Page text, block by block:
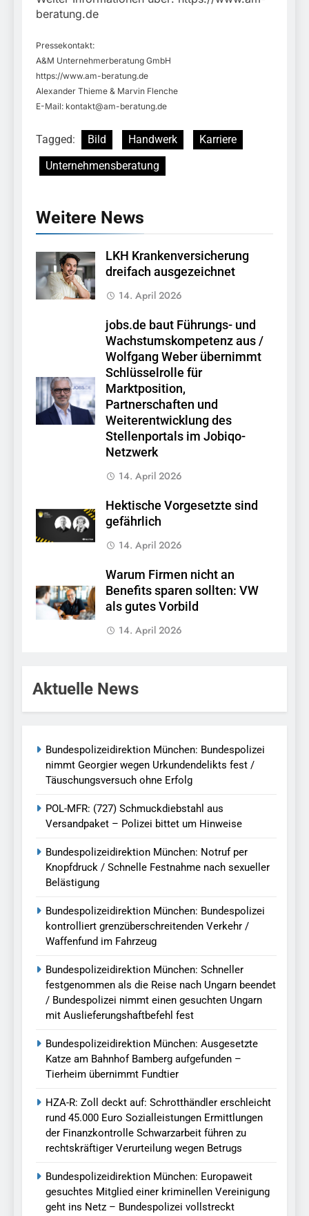
beratung.de
Pressekontakt:
A&M Unternehmerberatung GmbH
https://www.am-beratung.de
Alexander Thieme & Marvin Flenche
E-Mail: kontakt@am-beratung.de
Tagged: Bild Handwerk
Karriere
Unternehmensberatung
Weitere News
LKH Krankenversicherung
dreifach ausgezeichnet
14. April 2026
jobs.de baut Führungs- und
Wachstumskompetenz aus /
Wolfgang Weber übernimmt
Schlüsselrolle für
Marktposition,
Partnerschaften und
Weiterentwicklung des
Stellenportals im Jobiqo-
Netzwerk
14. April 2026
Hektische Vorgesetzte sind
gefährlich
14. April 2026
Warum Firmen nicht an
Benefits sparen sollten: VW
als gutes Vorbild
14. April 2026
Aktuelle News
Bundespolizeidirektion München: Bundespolizei
nimmt Georgier wegen Urkundendelikts fest /
Täuschungsversuch ohne Erfolg
POL-MFR: (727) Schmuckdiebstahl aus
Versandpaket – Polizei bittet um Hinweise
Bundespolizeidirektion München: Notruf per
Knopfdruck / Schnelle Festnahme nach sexueller
Belästigung
Bundespolizeidirektion München: Bundespolizei
kontrolliert grenzüberschreitenden Verkehr /
Waffenfund im Fahrzeug
Bundespolizeidirektion München: Schneller
festgenommen als die Reise nach Ungarn beendet
/ Bundespolizei nimmt einen gesuchten Ungarn
mit Auslieferungshaftbefehl fest
Bundespolizeidirektion München: Ausgesetzte
Katze am Bahnhof Bamberg aufgefunden –
Tierheim übernimmt Fundtier
HZA-R: Zoll deckt auf: Schrotthändler erschleicht
rund 45.000 Euro Sozialleistungen Ermittlungen
der Finanzkontrolle Schwarzarbeit führen zu
rechtskräftiger Verurteilung wegen Betrugs
Bundespolizeidirektion München: Europaweit
gesuchtes Mitglied einer kriminellen Vereinigung
geht ins Netz – Bundespolizei vollstreckt